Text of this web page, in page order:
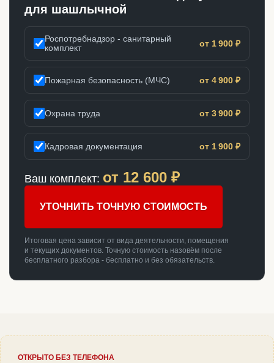
для шашлычной
Роспотребнадзор - санитарный
комплект
от 1 900 ₽
Пожарная безопасность (МЧС) от 4 900 ₽
Охрана труда от 3 900 ₽
Кадровая документация от 1 900 ₽
Ваш комплект: от 12 600 ₽
УТОЧНИТЬ ТОЧНУЮ СТОИМОСТЬ
Итоговая цена зависит от вида деятельности, помещения
и текущих документов. Точную стоимость назовём после
бесплатного разбора - бесплатно и без обязательств.
ОТКРЫТО БЕЗ ТЕЛЕФОНА